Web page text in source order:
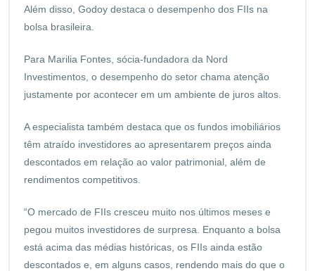
Além disso, Godoy destaca o desempenho dos FIIs na
bolsa brasileira.
Para Marilia Fontes, sócia-fundadora da Nord
Investimentos, o desempenho do setor chama atenção
justamente por acontecer em um ambiente de juros altos.
A especialista também destaca que os fundos imobiliários
têm atraído investidores ao apresentarem preços ainda
descontados em relação ao valor patrimonial, além de
rendimentos competitivos.
“O mercado de FIIs cresceu muito nos últimos meses e
pegou muitos investidores de surpresa. Enquanto a bolsa
está acima das médias históricas, os FIIs ainda estão
descontados e, em alguns casos, rendendo mais do que o